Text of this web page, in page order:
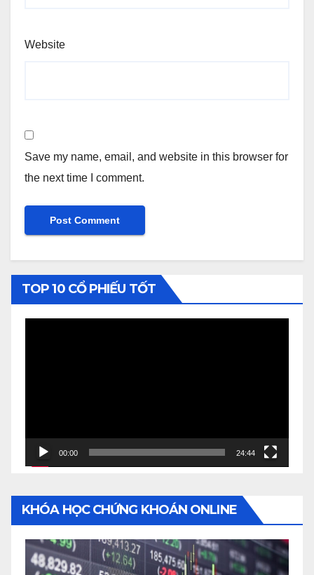
Website
Save my name, email, and website in this browser for
the next time I comment.
TOP 10 CỔ PHIẾU TỐT
00:00 24:44
KHÓA HỌC CHỨNG KHOÁN ONLINE